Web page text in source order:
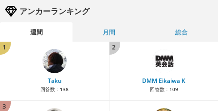
アンカーランキング
週間 月間
総合
1
Taku
回答数： 138
2
DMM Eikaiwa K
回答数： 109
3